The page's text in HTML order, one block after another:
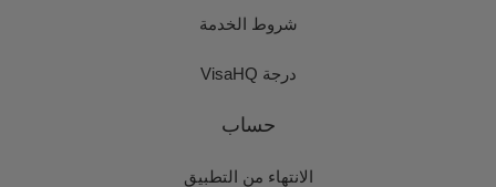
شروط الخدمة
درجة VisaHQ
حساب
الانتهاء من التطبيق